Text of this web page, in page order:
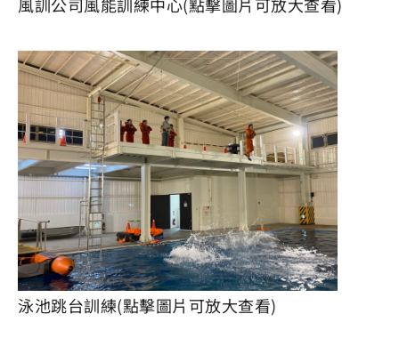
風訓公司風能訓練中心(點擊圖片可放大查看)
泳池跳台訓練(點擊圖片可放大查看)